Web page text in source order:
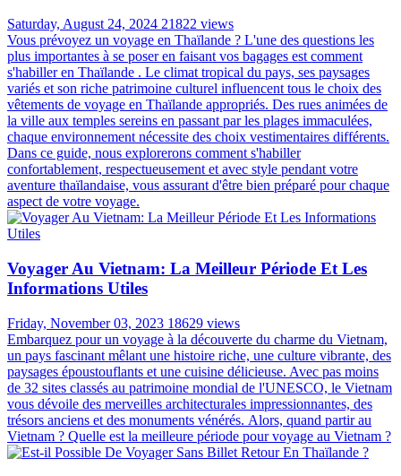
Saturday, August 24, 2024 21822 views
Vous prévoyez un voyage en Thaïlande ? L'une des questions les
plus importantes à se poser en faisant vos bagages est comment
s'habiller en Thaïlande . Le climat tropical du pays, ses paysages
variés et son riche patrimoine culturel influencent tous le choix des
vêtements de voyage en Thaïlande appropriés. Des rues animées de
la ville aux temples sereins en passant par les plages immaculées,
chaque environnement nécessite des choix vestimentaires différents.
Dans ce guide, nous explorerons comment s'habiller
confortablement, respectueusement et avec style pendant votre
aventure thaïlandaise, vous assurant d'être bien préparé pour chaque
aspect de votre voyage.
Voyager Au Vietnam: La Meilleur Période Et Les
Informations Utiles
Friday, November 03, 2023 18629 views
Embarquez pour un voyage à la découverte du charme du Vietnam,
un pays fascinant mêlant une histoire riche, une culture vibrante, des
paysages époustouflants et une cuisine délicieuse. Avec pas moins
de 32 sites classés au patrimoine mondial de l'UNESCO, le Vietnam
vous dévoile des merveilles architecturales impressionnantes, des
trésors anciens et des monuments vénérés. Alors, quand partir au
Vietnam ? Quelle est la meilleure période pour voyage au Vietnam ?